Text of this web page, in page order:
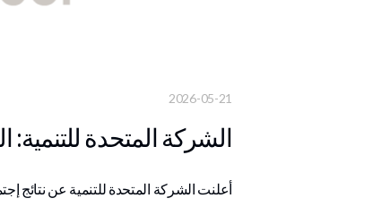
2026-05-21
الشركة المتحدة للتنمية:
أعلنت الشركة المتحدة للتنمية عن نتائج إجتماع الجمعية